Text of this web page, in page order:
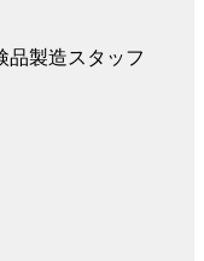
品製造スタッフ